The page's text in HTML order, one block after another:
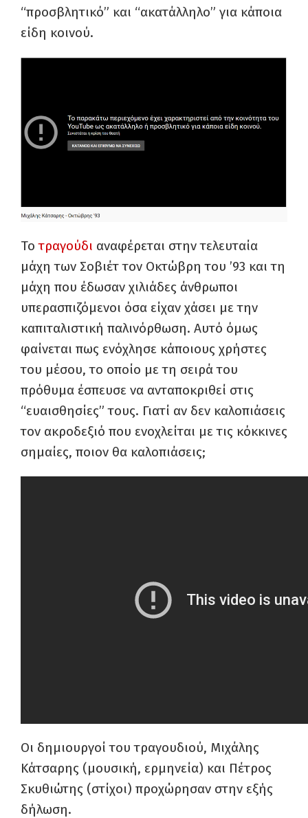
“προσβλητικό” και “ακατάλληλο” για κάποια
είδη κοινού.
Τοτραγούδι αναφέρεται στην τελευταία
μάχη των Σοβιέτ τον Οκτώβρη του ’93 και τη
μάχη που έδωσαν χιλιάδες άνθρωποι
υπερασπιζόμενοι όσα είχαν χάσει με την
καπιταλιστική παλινόρθωση. Αυτό όμως
φαίνεται πως ενόχλησε κάποιους χρήστες
του μέσου, το οποίο με τη σειρά του
πρόθυμα έσπευσε να ανταποκριθεί στις
“ευαισθησίες” τους. Γιατί αν δεν καλοπιάσεις
τον ακροδεξιό που ενοχλείται με τις κόκκινες
σημαίες, ποιον θα καλοπιάσεις;
Οι δημιουργοί του τραγουδιού, Μιχάλης
Κάτσαρης (μουσική, ερμηνεία) και Πέτρος
Σκυθιώτης (στίχοι) προχώρησαν στην εξής
δήλωση.